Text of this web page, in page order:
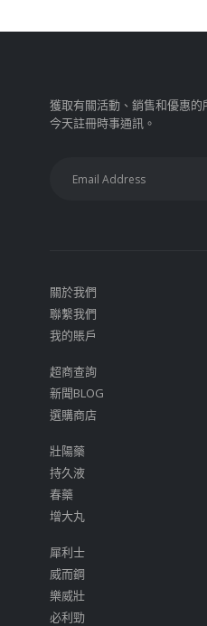
獲取有關活動、銷售和優惠的
今天註冊時事通訊。
關於我們
聯繫我們
我的賬戶
超商查詢
新聞BLOG
選購商店
壯陽藥
持久液
春藥
增大丸
犀利士
威而鋼
樂威壯
必利勁